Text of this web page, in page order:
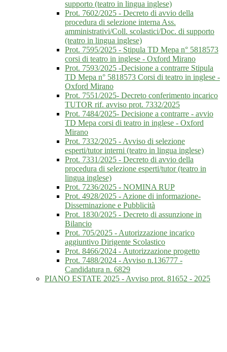
supporto (teatro in lingua inglese)
Prot. 7602/2025 - Decreto di avvio della
procedura di selezione interna Ass.
amministrativi/Coll. scolastici/Doc. di supporto
(teatro in lingua inglese)
Prot. 7595/2025 - Stipula TD Mepa n° 5818573
corsi di teatro in inglese - Oxford Mirano
Prot. 7593/2025 -Decisione a contrarre Stipula
TD Mepa n° 5818573 Corsi di teatro in inglese -
Oxford Mirano
Prot. 7551/2025- Decreto conferimento incarico
TUTOR rif. avviso prot. 7332/2025
Prot. 7484/2025- Decisione a contrarre - avvio
TD Mepa corsi di teatro in inglese - Oxford
Mirano
Prot. 7332/2025 - Avviso di selezione
esperti/tutor interni (teatro in lingua inglese)
Prot. 7331/2025 - Decreto di avvio della
procedura di selezione esperti/tutor (teatro in
lingua inglese)
Prot. 7236/2025 - NOMINA RUP
Prot. 4928/2025 - Azione di informazione-
Disseminazione e Pubblicità
Prot. 1830/2025 - Decreto di assunzione in
Bilancio
Prot. 705/2025 - Autorizzazione incarico
aggiuntivo Dirigente Scolastico
Prot. 8466/2024 - Autorizzazione progetto
Prot. 7488/2024 - Avviso n.136777 -
Candidatura n. 6829
PIANO ESTATE 2025 - Avviso prot. 81652 - 2025